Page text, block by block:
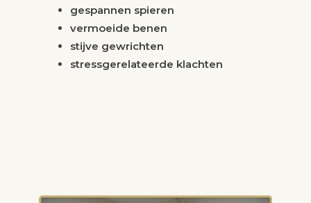
gespannen spieren
vermoeide benen
stijve gewrichten
stressgerelateerde klachten